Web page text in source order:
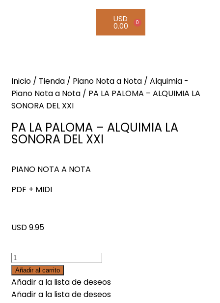
USD
0.00 0
Inicio / Tienda / Piano Nota a Nota / Alquimia -
Piano Nota a Nota / PA LA PALOMA – ALQUIMIA LA
SONORA DEL XXI
PA LA PALOMA – ALQUIMIA LA
SONORA DEL XXI
PIANO NOTA A NOTA
PDF + MIDI
USD 9.95
Añadir al carrito
Añadir a la lista de deseos
Añadir a la lista de deseos